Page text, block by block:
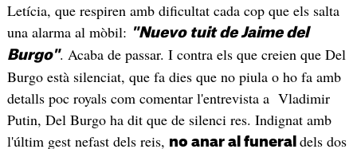
Letícia, que respiren amb dificultat cada cop que els salta
una alarma al mòbil: "Nuevo tuit de Jaime del
Burgo". Acaba de passar. I contra els que creien que Del
Burgo està silenciat, que fa dies que no piula o ho fa amb
detalls poc royals com comentar l'entrevista a Vladimir
Putin, Del Burgo ha dit que de silenci res. Indignat amb
l'últim gest nefast dels reis, no anar al funeral dels dos